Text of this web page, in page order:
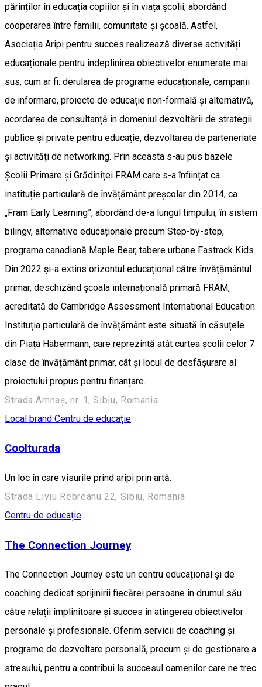
părinților în educația copiilor și în viața școlii, abordând
cooperarea între familii, comunitate și școală. Astfel,
Asociația Aripi pentru succes realizează diverse activități
educaționale pentru îndeplinirea obiectivelor enumerate mai
sus, cum ar fi: derularea de programe educaționale, campanii
de informare, proiecte de educație non-formală și alternativă,
acordarea de consultanță în domeniul dezvoltării de strategii
publice și private pentru educație, dezvoltarea de parteneriate
și activități de networking. Prin aceasta s-au pus bazele
Școlii Primare și Grădiniței FRAM care s-a înființat ca
instituție particulară de învățământ preșcolar din 2014, ca
„Fram Early Learning”, abordând de-a lungul timpului, în sistem
bilingv, alternative educaționale precum Step-by-step,
programa canadiană Maple Bear, tabere urbane Fastrack Kids.
Din 2022 și-a extins orizontul educațional către învățământul
primar, deschizând școala internațională primară FRAM,
acreditată de Cambridge Assessment International Education.
Instituția particulară de învățământ este situată în căsuțele
din Piața Habermann, care reprezintă atât curtea școlii celor 7
clase de învățământ primar, cât și locul de desfășurare al
proiectului propus pentru finanțare.
Strada Amnaș, nr. 1, Sibiu, Romania
Local brand Centru de educație
Coolturada
Un loc în care visurile prind aripi prin artă.
Strada Liviu Rebreanu 22, Sibiu, Romania
Centru de educație
The Connection Journey
The Connection Journey este un centru educațional și de
coaching dedicat sprijinirii fiecărei persoane în drumul său
către relații împlinitoare și succes în atingerea obiectivelor
personale și profesionale. Oferim servicii de coaching și
programe de dezvoltare personală, precum și de gestionare a
stresului, pentru a contribui la succesul oamenilor care ne trec